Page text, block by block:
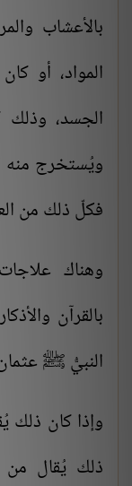
بالأعشاب
المواد، أو
الجسد، وذلك
ويُستخرج منه
فكلّ ذلك من
وهناك
بالقرآن
النبيُّ ﷺ
وإذا كان ذلك
ذلك يُقال من